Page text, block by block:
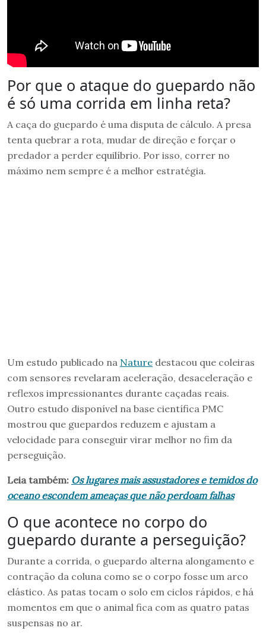
Por que o ataque do guepardo não
é só uma corrida em linha reta?
A caça do guepardo é uma disputa de cálculo. A presa
tenta quebrar a rota, mudar de direção e forçar o
predador a perder equilíbrio. Por isso, correr no
máximo nem sempre é a melhor estratégia.
Um estudo publicado na Nature destacou que coleiras
com sensores revelaram aceleração, desaceleração e
reflexos impressionantes durante caçadas reais.
Outro estudo disponível na base científica PMC
mostrou que guepardos reduzem e ajustam a
velocidade para conseguir virar melhor no fim da
perseguição.
Leia também: Os lugares mais assustadores e temidos do
oceano escondem ameaças que não perdoam falhas
O que acontece no corpo do
guepardo durante a perseguição?
Durante a corrida, o guepardo alterna alongamento e
contração da coluna como se o corpo fosse um arco
elástico. As patas tocam o solo em ciclos rápidos, e há
momentos em que o animal fica com as quatro patas
suspensas no ar.